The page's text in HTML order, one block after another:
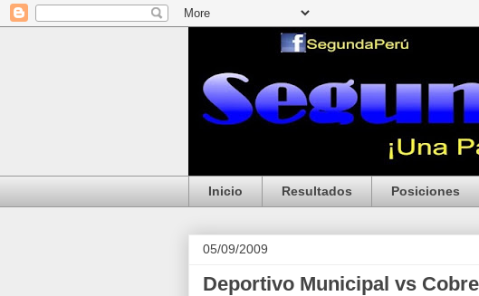
Inicio Resultados Posiciones
05/09/2009
Deportivo Municipal vs